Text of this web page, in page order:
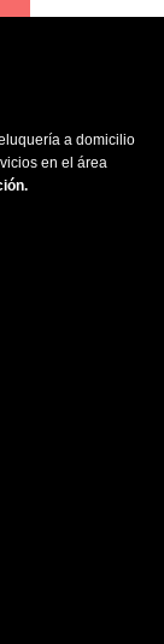
a domicilio
en el área
.